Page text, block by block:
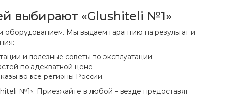
выбирают «Glushiteli №1»
Мы выдаем гарантию на результат и
и полезные советы по эксплуатации;
по адекватной цене;
во все регионы России.
№1». Приезжайте в любой – везде предоставят